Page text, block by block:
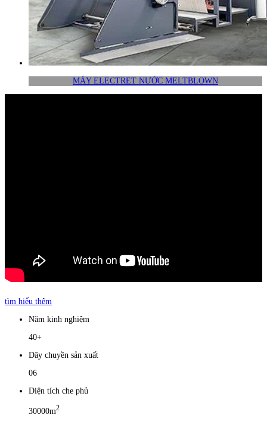
MÁY ELECTRET NƯỚC MELTBLOWN
tìm hiểu thêm
Năm kinh nghiệm
40+
Dây chuyền sản xuất
06
Diện tích che phủ
30000m2